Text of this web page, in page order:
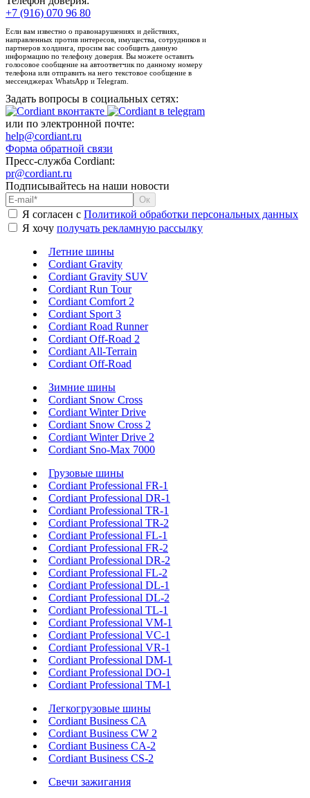
+7 (916) 070 96 80
Если вам известно о правонарушениях и действиях,
направленных против интересов, имущества, сотрудников и
партнеров холдинга, просим вас сообщить данную
информацию по телефону доверия. Вы можете оставить
голосовое сообщение на автоответчик по данному номеру
телефона или отправить на него текстовое сообщение в
мессенджерах WhatsApp и Telegram.
Задать вопросы в социальных сетях:
или по электронной почте:
help@cordiant.ru
Форма обратной связи
Пресс-служба Cordiant:
pr@cordiant.ru
Подписывайтесь на наши новости
Я согласен с Политикой обработки персональных данных
Я хочу получать рекламную рассылку
Летние шины
Cordiant Gravity
Cordiant Gravity SUV
Cordiant Run Tour
Cordiant Comfort 2
Cordiant Sport 3
Cordiant Road Runner
Cordiant Off-Road 2
Cordiant All-Terrain
Cordiant Off-Road
Зимние шины
Cordiant Snow Cross
Cordiant Winter Drive
Cordiant Snow Cross 2
Cordiant Winter Drive 2
Cordiant Sno-Max 7000
Грузовые шины
Cordiant Professional FR-1
Cordiant Professional DR-1
Cordiant Professional TR-1
Cordiant Professional TR-2
Cordiant Professional FL-1
Cordiant Professional FR-2
Cordiant Professional DR-2
Cordiant Professional FL-2
Cordiant Professional DL-1
Cordiant Professional DL-2
Cordiant Professional TL-1
Cordiant Professional VM-1
Cordiant Professional VC-1
Cordiant Professional VR-1
Cordiant Professional DM-1
Cordiant Professional DO-1
Cordiant Professional TM-1
Легкогрузовые шины
Cordiant Business CA
Cordiant Business CW 2
Cordiant Business CA-2
Cordiant Business CS-2
Свечи зажигания